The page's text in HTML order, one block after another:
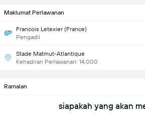
Maklumat Perlawanan
Francois Letexier (France)
Pengadil
Stade Matmut-Atlantique
Kehadiran Perlawanan: 14,000
Ramalan
siapakah yang akan